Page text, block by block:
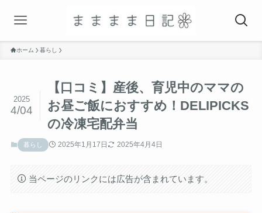
ホーム 暮らし
【口コミ】産後、育児中のママの
お昼ご飯におすすめ！DELIPICKS
の冷凍宅配弁当
2025
4/04
暮らし 2025年1月17日 2025年4月4日
当ページのリンクには広告が含まれています。